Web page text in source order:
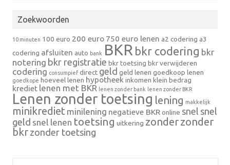
Zoekwoorden
10 minuten 100 euro 200 euro 750 euro lenen a2 codering a3
codering afsluiten auto bank BKR bkr codering bkr
notering bkr registratie bkr toetsing bkr verwijderen
codering consumpief direct geld geld lenen goedkoop lenen
goedkope hoeveel lenen hypotheek inkomen klein bedrag
krediet lenen met BKR lenen zonder bank lenen zonder BKR
Lenen zonder toetsing lening makkelijk
minikrediet minilening negatieve BKRonline snel snel
geld snel lenen toetsing uitkering zonderzonder
bkr zonder toetsing